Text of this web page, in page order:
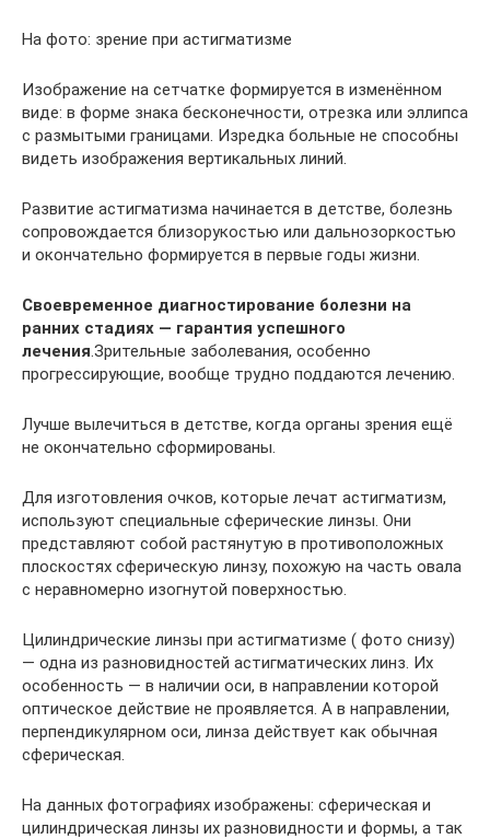
На фото: зрение при астигматизме
Изображение на сетчатке формируется в изменённом
виде: в форме знака бесконечности, отрезка или эллипса
с размытыми границами. Изредка больные не способны
видеть изображения вертикальных линий.
Развитие астигматизма начинается в детстве, болезнь
сопровождается близорукостью или дальнозоркостью
и окончательно формируется в первые годы жизни.
Своевременное диагностирование болезни на
ранних стадиях — гарантия успешного
лечения .Зрительные заболевания, особенно
прогрессирующие, вообще трудно поддаются лечению.
Лучше вылечиться в детстве, когда органы зрения ещё
не окончательно сформированы.
Для изготовления очков, которые лечат астигматизм,
используют специальные сферические линзы. Они
представляют собой растянутую в противоположных
плоскостях сферическую линзу, похожую на часть овала
с неравномерно изогнутой поверхностью.
Цилиндрические линзы при астигматизме ( фото снизу)
— одна из разновидностей астигматических линз. Их
особенность — в наличии оси, в направлении которой
оптическое действие не проявляется. А в направлении,
перпендикулярном оси, линза действует как обычная
сферическая.
На данных фотографиях изображены: сферическая и
цилиндрическая линзы их разновидности и формы, а так